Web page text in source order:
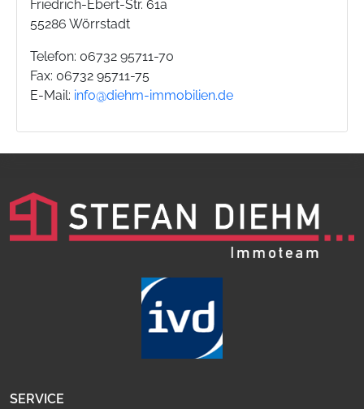
Friedrich-Ebert-Str. 61a
55286 Wörrstadt
Telefon: 06732 95711-70
Fax: 06732 95711-75
E-Mail: info@diehm-immobilien.de
SERVICE